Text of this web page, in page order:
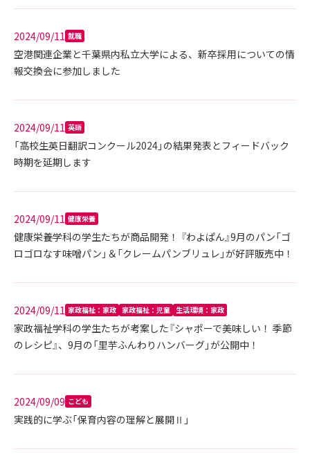
2024/09/11 就職
空港関連企業と千葉県内私立大学による、新卒採用についての情
報交換会に参加しました
2024/09/11 英語
「高校生英日翻訳コンクール2024」の結果発表とフィードバック
時期を延期します
2024/09/11 健康栄養
健康栄養学科の学生たちが商品開発！ 『わよぱん』9月のパン「ゴ
ロゴロなす味噌パン」＆「クレームパンブリュレ」が好評販売中！
2024/09/11 家政福祉：家政 家政福祉：児童 生活環境：家政
家政福祉学科の学生たちが考案した『シャポーで美味しい！ 季節
のレシピ』、9月の「里芋ふんわりハンバーグ」が公開中！
2024/09/09 こども
実践的に学ぶ「保育内容の理解と展開Ⅱ」